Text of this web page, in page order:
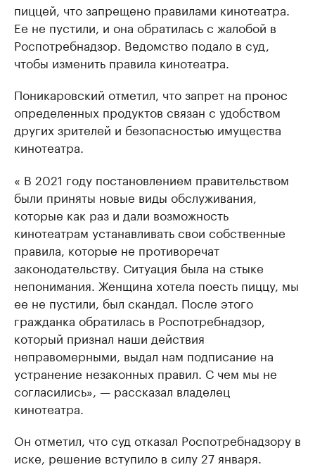
пиццей, что запрещено правилами кинотеатра.
Ее не пустили, и она обратилась с жалобой в
Роспотребнадзор. Ведомство подало в суд,
чтобы изменить правила кинотеатра.
Поникаровский отметил, что запрет на пронос
определенных продуктов связан с удобством
других зрителей и безопасностью имущества
кинотеатра.
« В 2021 году постановлением правительством
были приняты новые виды обслуживания,
которые как раз и дали возможность
кинотеатрам устанавливать свои собственные
правила, которые не противоречат
законодательству. Ситуация была на стыке
непонимания. Женщина хотела поесть пиццу, мы
ее не пустили, был скандал. После этого
гражданка обратилась в Роспотребнадзор,
который признал наши действия
неправомерными, выдал нам подписание на
устранение незаконных правил. С чем мы не
согласились», — рассказал владелец
кинотеатра.
Он отметил, что суд отказал Роспотребнадзору в
иске, решение вступило в силу 27 января.